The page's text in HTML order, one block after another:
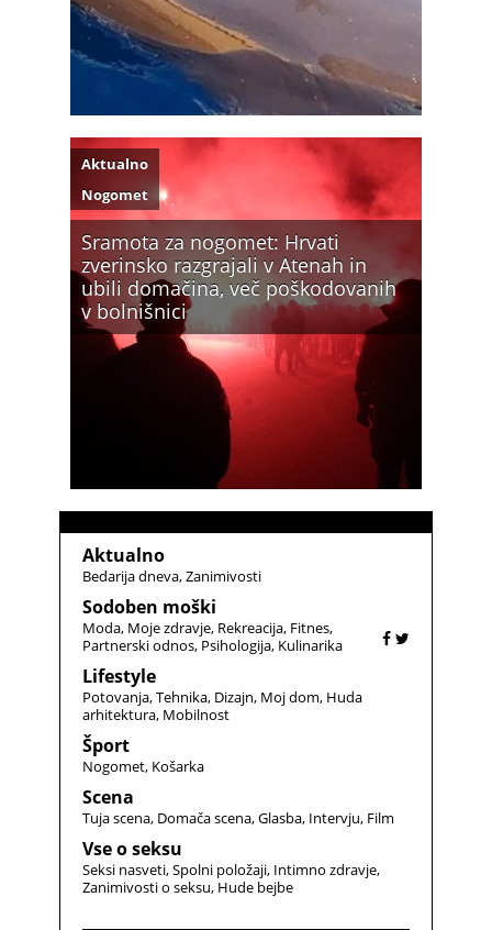
Sramota za nogomet: Hrvati
zverinsko razgrajali v Atenah in
ubili domačina, več poškodovanih
v bolnišnici
Aktualno
Nogomet
Aktualno
Bedarija dneva Zanimivosti
Sodoben moški
Moda Moje zdravje Rekreacija Fitnes
Partnerski odnos Psihologija Kulinarika
Lifestyle
Potovanja Tehnika Dizajn Moj dom Huda
arhitektura Mobilnost
Šport
Nogomet Košarka
Scena
Tuja scena Domača scena Glasba Intervju Film
Vse o seksu
Seksi nasveti Spolni položaji Intimno zdravje
Zanimivosti o seksu Hude bejbe